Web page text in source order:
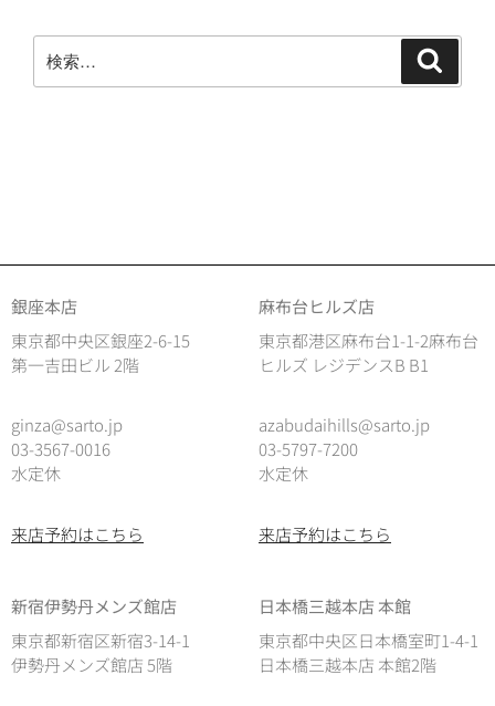
銀座本店
東京都中央区銀座2-6-15
第一吉田ビル 2階
ginza@sarto.jp
03-3567-0016
水定休
来店予約はこちら
麻布台ヒルズ店
東京都港区麻布台1-1-2麻布台
ヒルズ レジデンスB B1
azabudaihills@sarto.jp
03-5797-7200
水定休
来店予約はこちら
新宿伊勢丹メンズ館店
東京都新宿区新宿3-14-1
伊勢丹メンズ館店 5階
日本橋三越本店 本館
東京都中央区日本橋室町1-4-1
日本橋三越本店 本館2階